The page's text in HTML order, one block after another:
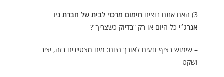
3) האם אתם רוצים
חימום מרכזי לבית של חברת ניו
אנרג׳י כל היום או רק “בדיוק כשצריך”?
– שימוש רציף ונעים לאורך היום: מים מצטיינים בזה, יציב
ושקט